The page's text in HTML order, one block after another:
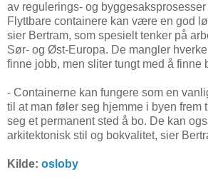
av regulerings- og
Flyttbare containere kan være en god
sier Bertram, som spesielt tenker på
Sør- og Øst-Europa. De mangler
finne jobb, men sliter tungt med å finne
- Containerne kan fungere som en
til at man føler seg hjemme i byen frem
seg et permanent sted å bo. De kan
arkitektonisk stil og bokvalitet, sier
Kilde: osloby